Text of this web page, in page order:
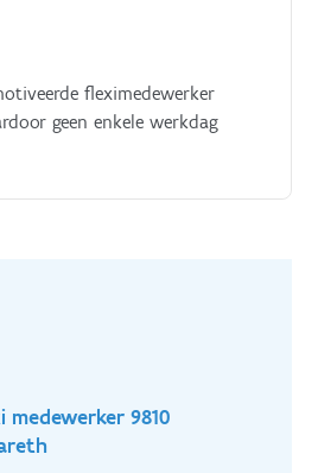
fleximedewerker
geen enkele werkdag
medewerker 9810